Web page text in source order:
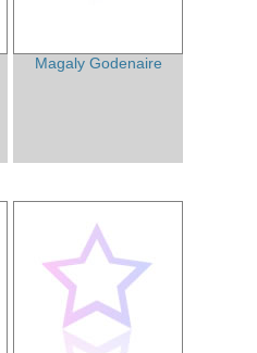
Magaly Godenaire